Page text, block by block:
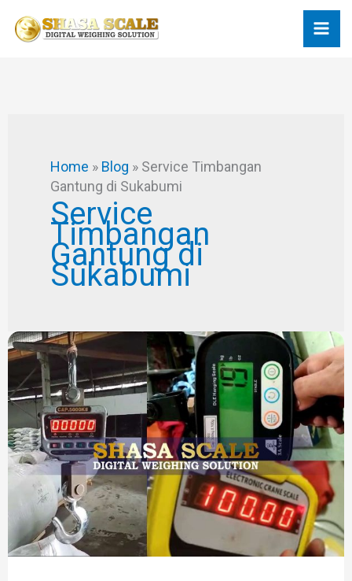
Home » Blog » Service Timbangan
Gantung di Sukabumi
Service
Timbangan
Gantung di
Sukabumi
Memperbaiki
Timbangan
Gantung
Digital
100%
BERHASIL